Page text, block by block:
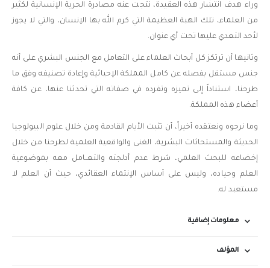
وراء هدف انتشار هذه العقيدة، نتجت عنه مصادرة الحرية الإنسانية لكثير
من العلماء، تلك الهبة العظيمة التي كرم الله بها الإنسان، والتي لا يجوز
لأحد التعدي عليها تحت أي عنوان.
وثانيها أن ترتكز كل أبحاث العلماء على التعامل مع الجنس البشري على أنه
جنس مستقل بفصله عن كامل المملكة الإحيائية وإعادة تصنيفه وفق ما
طرحنا، استناداً إلى تميزه وتفرده في صفاته التي تحدثنا عنها، عن كافة
أعضاء هذه المملكة.
وما نرجوه ونعتقده أخيراً، أن تثبت الأيام القادمة ومن خلال علوم البيولوجيا
الحديثة والمستحاثات البشرية، الغنى والواقعية العلمية لطرحنا من خلال
إخضاعه للبحث العلمي، شرط عدم أدلجته والتعــامل معه بموضوعية
العلم وحياده، وليس على أساس الإنتماء العقائدي، حيث أن العلم لا
مستعبد له.
معلومات إضافية
المؤلف